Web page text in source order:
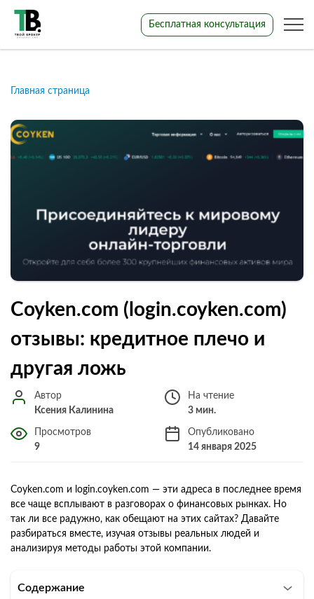
Бесплатная консультация
Главная страница
Coyken.com (login.coyken.com)
отзывы: кредитное плечо и
другая ложь
Автор
Ксения Калинина
На чтение
3 мин.
Просмотров
9
Опубликовано
14 января 2025
Coyken.com и login.coyken.com — эти адреса в последнее время
все чаще всплывают в разговорах о финансовых рынках. Но
так ли все радужно, как обещают на этих сайтах? Давайте
разбираться вместе, изучая отзывы реальных людей и
анализируя методы работы этой компании.
Содержание